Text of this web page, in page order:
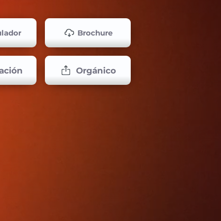
Brochure
Orgánico